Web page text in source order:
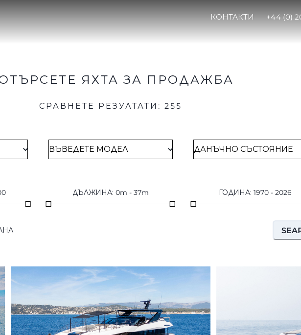
КОНТАКТИ +44 (0)
ЯХТА ЗА ПРОДАЖБА
СРАВНЕТЕ РЕЗУЛТАТИ : 255
ДЪЛЖИНА: 0m - 37m ГОДИНА: 1970- 2026